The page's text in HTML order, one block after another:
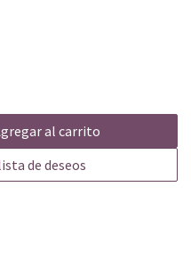
al carrito
de deseos